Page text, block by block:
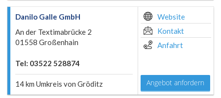
Danilo Galle GmbH
An der Textimabrücke 2
01558 Großenhain
Tel: 03522 528874
14 km Umkreis von Gröditz
Website
Kontakt
Anfahrt
Angebot anfordern